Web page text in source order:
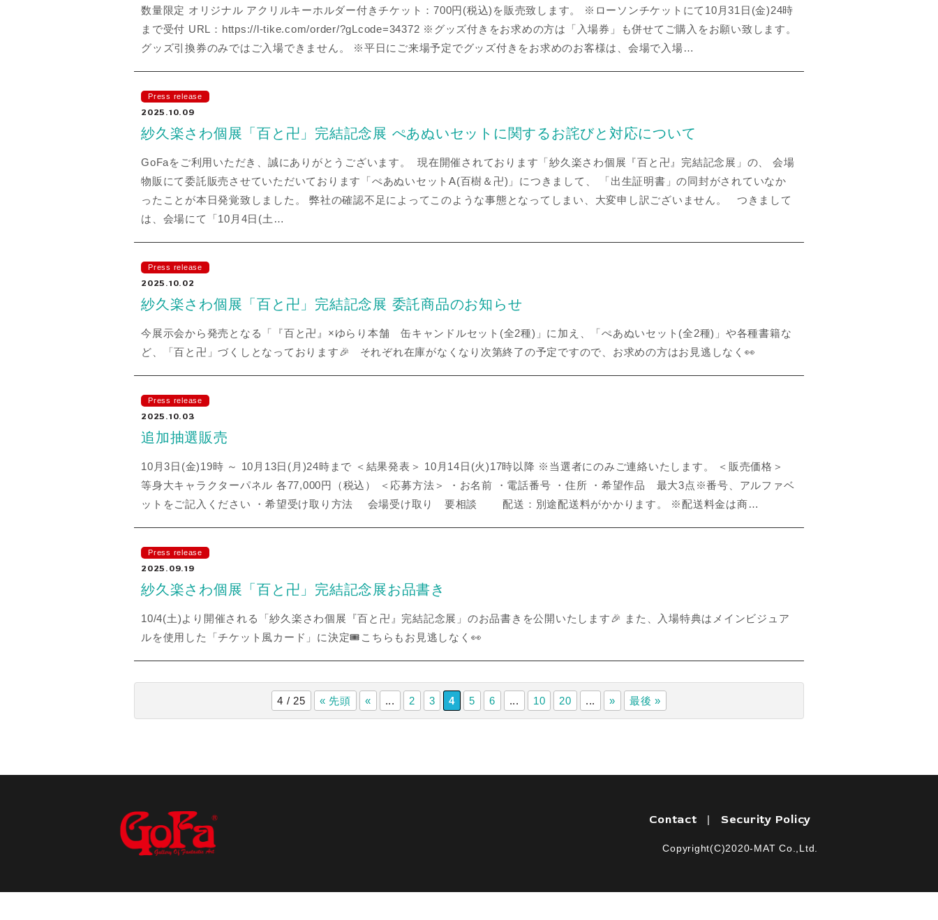
数量限定 オリジナル アクリルキーホルダー付きチケット：700円(税込)を販売致します。 ※ローソンチケットにて10月31日(金)24時
まで受付 URL：https://l-tike.com/order/?gLcode=34372 ※グッズ付きをお求めの方は「入場券」も併せてご購入をお願い致します。
グッズ引換券のみではご入場できません。 ※平日にご来場予定でグッズ付きをお求めのお客様は、会場で入場…
Press release
2025.10.09
紗久楽さわ個展「百と卍」完結記念展 ぺあぬいセットに関するお詫びと対応について
GoFaをご利用いただき、誠にありがとうございます。 現在開催されております「紗久楽さわ個展『百と卍』完結記念展」の、 会場
物販にて委託販売させていただいております「ぺあぬいセットA(百樹＆卍)」につきまして、 「出生証明書」の同封がされていなか
ったことが本日発覚致しました。 弊社の確認不足によってこのような事態となってしまい、大変申し訳ございません。 つきまして
は、会場にて「10月4日(土…
Press release
2025.10.02
紗久楽さわ個展「百と卍」完結記念展 委託商品のお知らせ
今展示会から発売となる「『百と卍』×ゆらり本舗 缶キャンドルセット(全2種)」に加え、「ぺあぬいセット(全2種)」や各種書籍な
ど、「百と卍」づくしとなっております🎉 それぞれ在庫がなくなり次第終了の予定ですので、お求めの方はお見逃しなく👀
Press release
2025.10.03
追加抽選販売
10月3日(金)19時 ～ 10月13日(月)24時まで ＜結果発表＞ 10月14日(火)17時以降 ※当選者にのみご連絡いたします。 ＜販売価格＞
等身大キャラクターパネル 各77,000円（税込） ＜応募方法＞ ・お名前 ・電話番号 ・住所 ・希望作品 最大3点※番号、アルファベ
ットをご記入ください ・希望受け取り方法 会場受け取り 要相談 配送：別途配送料がかかります。 ※配送料金は商…
Press release
2025.09.19
紗久楽さわ個展「百と卍」完結記念展お品書き
10/4(土)より開催される「紗久楽さわ個展『百と卍』完結記念展」のお品書きを公開いたします🎉 また、入場特典はメインビジュア
ルを使用した「チケット風カード」に決定🎟こちらもお見逃しなく👀
4 / 25 « 先頭 « ... 2 3 4 5 6 ... 10 20 ... » 最後 »
Contact | Security Policy
Copyright(C)2020-MAT Co.,Ltd.